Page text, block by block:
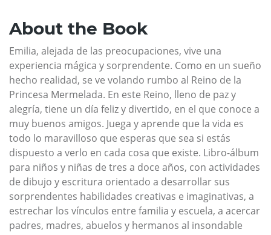
About the Book
Emilia, alejada de las preocupaciones, vive una
experiencia mágica y sorprendente. Como en un sueño
hecho realidad, se ve volando rumbo al Reino de la
Princesa Mermelada. En este Reino, lleno de paz y
alegría, tiene un día feliz y divertido, en el que conoce a
muy buenos amigos. Juega y aprende que la vida es
todo lo maravilloso que esperas que sea si estás
dispuesto a verlo en cada cosa que existe. Libro-álbum
para niños y niñas de tres a doce años, con actividades
de dibujo y escritura orientado a desarrollar sus
sorprendentes habilidades creativas e imaginativas, a
estrechar los vínculos entre familia y escuela, a acercar
padres, madres, abuelos y hermanos al insondable